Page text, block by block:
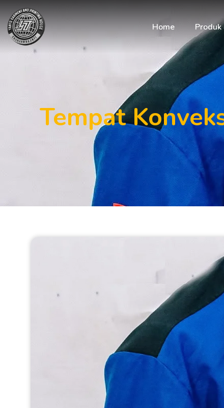
Home Produk
Tempat